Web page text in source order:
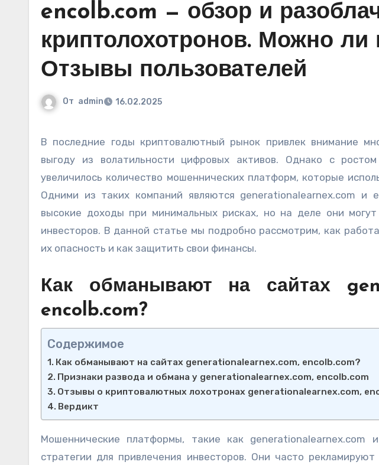
encolb.com — обзор и
криптолохотронов. Можно ли
Отзывы пользователей
От admin 16.02.2025
В последние годы криптовалютный рынок привлек внимание многих инвесторов, желающих извлечь
выгоду из волатильности цифровых активов. Однако с
увеличилось количество мошеннических платформ, которые
Одними из таких компаний являются generationalearnex.com и
высокие доходы при минимальных рисках, но на деле они
инвесторов. В данной статье мы подробно рассмотрим, как
их опасность и как защитить свои финансы.
Как обманывают на сайтах
encolb.com?
Содержимое
Как обманывают на сайтах generationalearnex.com, encolb.com?
Признаки развода и обмана у generationalearnex.com, encolb.com
Отзывы о криптовалютных лохотронах generationalearnex.com,
Вердикт
Мошеннические платформы, такие как generationalearnex.com
стратегии для привлечения инвесторов. Они часто